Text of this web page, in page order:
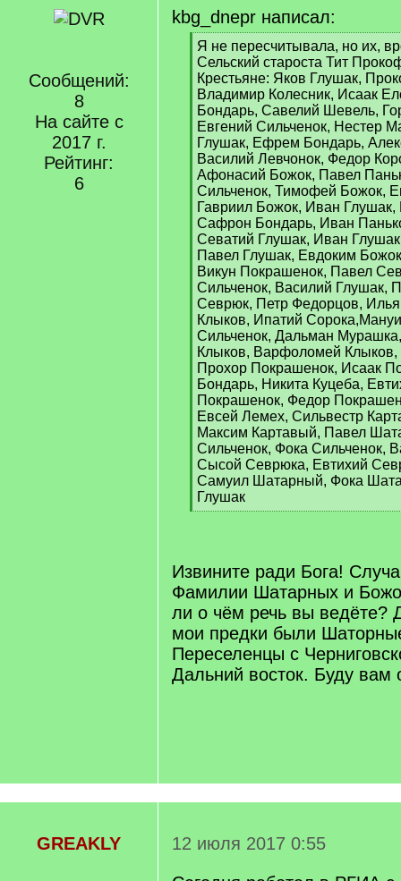
Сообщений:
8
На сайте с
2017 г.
Рейтинг:
6
kbg_dnepr написал:
[
q
]
Я не пересчитывала, но их,
Сельский староста Тит
Крестьяне: Яков Глушак,
Владимир Колесник, Исаак
Бондарь, Савелий Шевель,
Евгений Сильченок, Нестер
Глушак, Ефрем Бондарь,
Василий Левчонок, Федор
Афонасий Божок, Павел
Сильченок, Тимофей Божок,
Гавриил Божок, Иван Глушак,
Сафрон Бондарь, Иван
Севатий Глушак, Иван
Павел Глушак, Евдоким
Викун Покрашенок, Павел
Сильченок, Василий Глушак,
Севрюк, Петр Федорцов,
Клыков, Ипатий
Сильченок, Дальман
Клыков, Варфоломей Клыков,
Прохор Покрашенок, Исаак
Бондарь, Никита Куцеба,
Покрашенок, Федор
Евсей Лемех, Сильвестр
Максим Картавый, Павел
Сильченок, Фока Сильченок,
Сысой Севрюка, Евтихий
Самуил Шатарный, Фока
Глушак
[
Извините ради Бога!
Фамилии Шатарных и
ли о чём речь вы ведёте?
мои предки были
Переселенцы с
Дальний восток. Буду вам
GREAKLY
12 июля 2017 0:55